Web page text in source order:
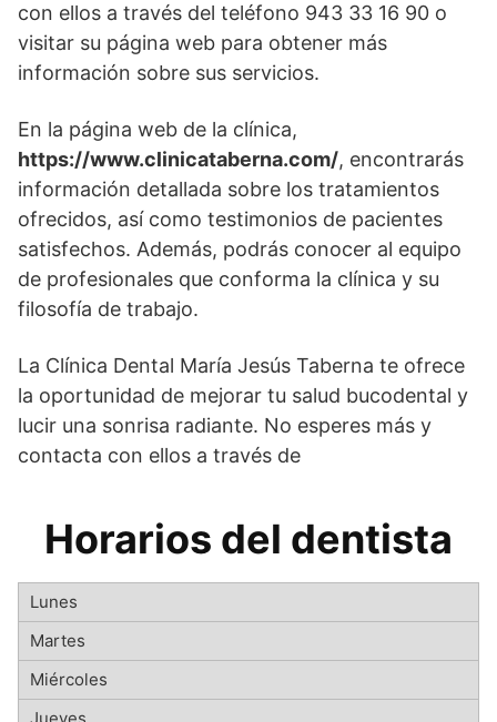
con ellos a través del teléfono 943 33 16 90 o
visitar su página web para obtener más
información sobre sus servicios.
En la página web de la clínica,
https://www.clinicataberna.com/, encontrarás
información detallada sobre los tratamientos
ofrecidos, así como testimonios de pacientes
satisfechos. Además, podrás conocer al equipo
de profesionales que conforma la clínica y su
filosofía de trabajo.
La Clínica Dental María Jesús Taberna te ofrece
la oportunidad de mejorar tu salud bucodental y
lucir una sonrisa radiante. No esperes más y
contacta con ellos a través de
Horarios del dentista